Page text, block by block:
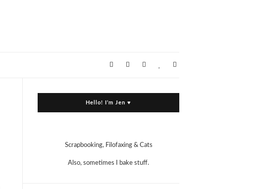
Hello! I’m Jen ♥
Scrapbooking, Filofaxing & Cats
Also, sometimes I bake stuff.